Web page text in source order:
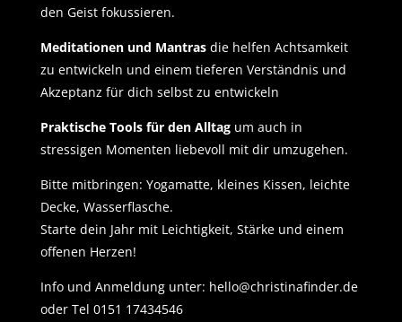
den Geist fokussieren.
Meditationen und Mantrasdie helfen Achtsamkeit
zu entwickeln und einem tieferen Verständnis und
Akzeptanz für dich selbst zu entwickeln
Praktische Tools für den Alltagum auch in
stressigen Momenten liebevoll mit dir umzugehen.
Bitte mitbringen: Yogamatte, kleines Kissen, leichte
Decke, Wasserflasche.
Starte dein Jahr mit Leichtigkeit, Stärke und einem
offenen Herzen!
Info und Anmeldung unter: hello@christinafinder.de
oder Tel 0151 17434546